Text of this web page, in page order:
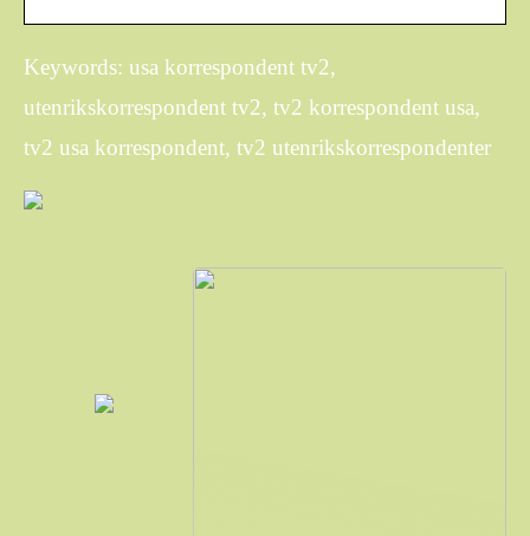
Keywords: usa korrespondent tv2,
utenrikskorrespondent tv2, tv2 korrespondent usa,
tv2 usa korrespondent, tv2 utenrikskorrespondenter